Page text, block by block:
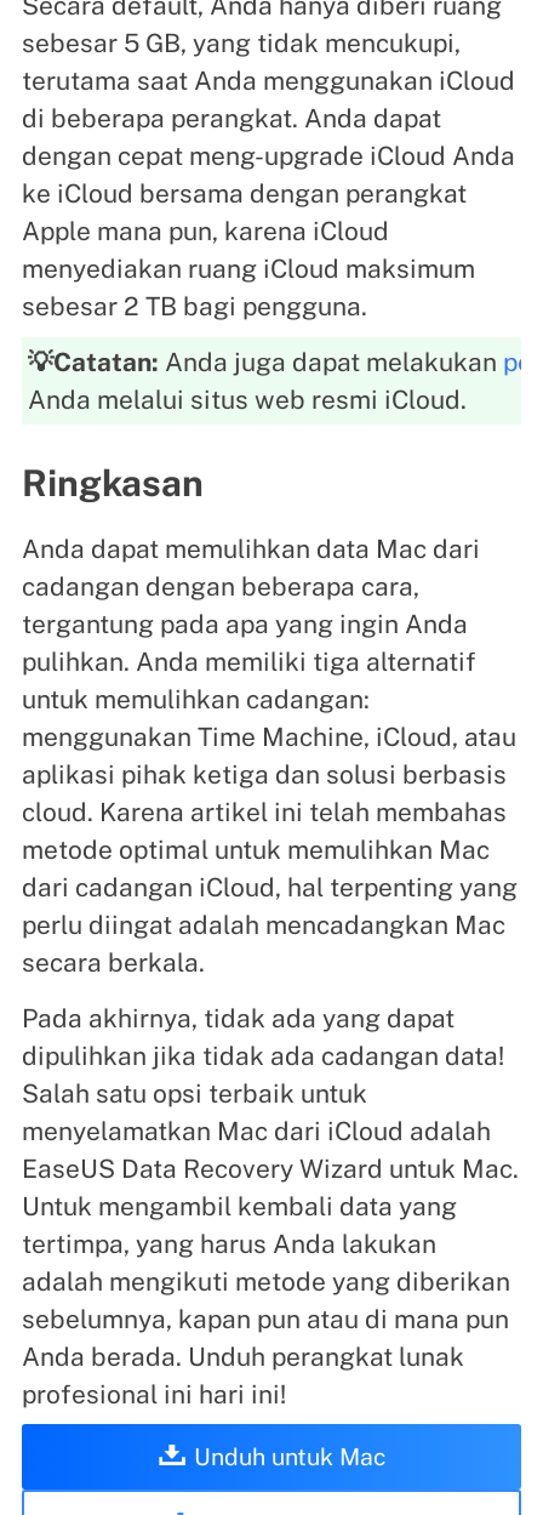
sebesar 5 GB, yang tidak mencukupi,
terutama saat Anda menggunakan iCloud
di beberapa perangkat. Anda dapat
dengan cepat meng-upgrade iCloud Anda
ke iCloud bersama dengan perangkat
Apple mana pun, karena iCloud
menyediakan ruang iCloud maksimum
sebesar 2 TB bagi pengguna.
💡Catatan: Anda juga dapat melakukan
Anda melalui situs web resmi iCloud.
Ringkasan
Anda dapat memulihkan data Mac dari
cadangan dengan beberapa cara,
tergantung pada apa yang ingin Anda
pulihkan. Anda memiliki tiga alternatif
untuk memulihkan cadangan:
menggunakan Time Machine, iCloud, atau
aplikasi pihak ketiga dan solusi berbasis
cloud. Karena artikel ini telah membahas
metode optimal untuk memulihkan Mac
dari cadangan iCloud, hal terpenting yang
perlu diingat adalah mencadangkan Mac
secara berkala.
Pada akhirnya, tidak ada yang dapat
dipulihkan jika tidak ada cadangan data!
Salah satu opsi terbaik untuk
menyelamatkan Mac dari iCloud adalah
EaseUS Data Recovery Wizard untuk Mac.
Untuk mengambil kembali data yang
tertimpa, yang harus Anda lakukan
adalah mengikuti metode yang diberikan
sebelumnya, kapan pun atau di mana pun
Anda berada. Unduh perangkat lunak
profesional ini hari ini!
Unduh untuk Mac